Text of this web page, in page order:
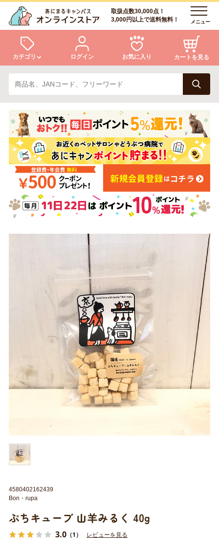
取扱点数30,000点！
3,000円以上で送料無料！
メニュー
カテゴリ
犬 猫
小動物・鳥 アクア・爬虫類・昆虫
ドッグフード キャットフード
美容・ケア用品 服・おさんぽ用品
トリマーグッズ シニアサポート
ログイン お気に入り カートを見る
ログイン
会員登録
あにまるキャンパスについて
アフターサービス
商品リクエスト
ぷちキューブ 山羊みるく 40g
3.0（1） レビューを見る
4580402162439
Bon・rupa